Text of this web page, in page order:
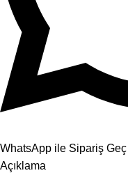
WhatsApp ile Sipariş Geç
Açıklama